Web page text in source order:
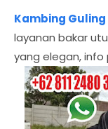
Kambing
layanan bakar
yang elegan, info